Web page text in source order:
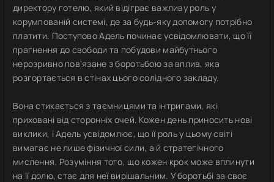
директору готелю, який відіграє важливу роль у
корумпованій системі, де за будь-яку допомогу потрібно
платити. Поступово Адель починає усвідомлювати, що її
прагнення до свободи та побудови майбутнього
нерозривно пов'язане з боротьбою за вплив, яка
розгортається в стінах цього солідного закладу.
Вона стикається з таємницями та інтригами, які
приховані від сторонніх очей. Кожен день приносить нові
виклики, і Адель усвідомлює, що її роль у цьому світі
вимагає не лише фізичної сили, а й стратегічного
мислення. Розуміння того, що кожен крок може вплинути
на її долю, стає для неї вирішальним. У боротьбі за своє